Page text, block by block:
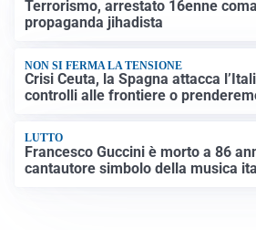
Terrorismo, arrestato 16enne
propaganda jihadista
NON SI FERMA LA TENSIONE
Crisi Ceuta, la Spagna attacca
controlli alle frontiere o
LUTTO
Francesco Guccini è morto a 86
cantautore simbolo della musica